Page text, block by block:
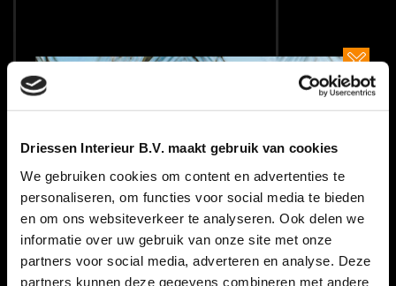
Driessen Interieur B.V. maakt gebruik van cookies
We gebruiken cookies om content en advertenties te
personaliseren, om functies voor social media te bieden
en om ons websiteverkeer te analyseren. Ook delen we
informatie over uw gebruik van onze site met onze
partners voor social media, adverteren en analyse. Deze
partners kunnen deze gegevens combineren met andere